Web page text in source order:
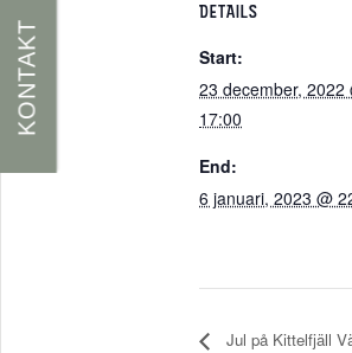
DETAILS
Start:
23 december, 2022
17:00
End:
6 januari, 2023 @
Jul på Kittelfjäll
KONTAKT